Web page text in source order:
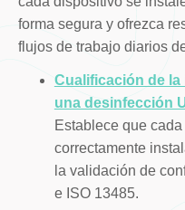
forma segura y ofrezca
flujos de trabajo diarios
Cualificación de la
una desinfección
Establece que
correctamente
la validación de
e ISO 13485.